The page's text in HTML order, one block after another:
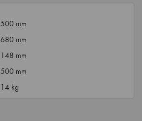
500 mm
680 mm
148 mm
500 mm
14 kg